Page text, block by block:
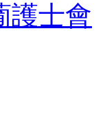
護士會